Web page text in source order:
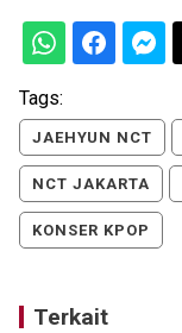
Tags:
JAEHYUN NCT
NCT JAKARTA
KONSER KPOP
Terkait